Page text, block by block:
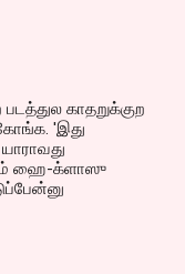
காதறுக்குற
'இது
ஹை-க்ளாஸு